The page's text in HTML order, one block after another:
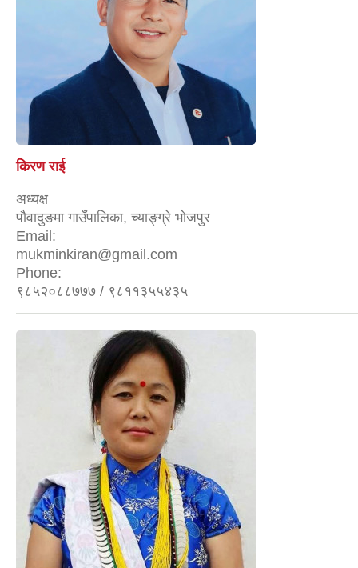
किरण राई
अध्यक्ष
पौवादुङमा गाउँपालिका, च्याङ्ग्रे भोजपुर
Email:
mukminkiran@gmail.com
Phone:
९८५२०८८७७७ / ९८११३५५४३५